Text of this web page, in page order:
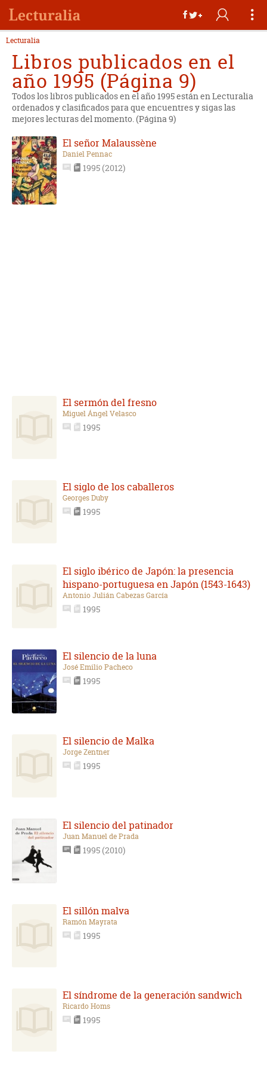
Lecturalia
Libros publicados en el
año 1995 (Página 9)
Todos los libros publicados en el año 1995 están en Lecturalia
ordenados y clasificados para que encuentres y sigas las
mejores lecturas del momento. (Página 9)
El señor Malaussène
Daniel Pennac
1995 (2012)
El sermón del fresno
Miguel Ángel Velasco
1995
El siglo de los caballeros
Georges Duby
1995
El siglo ibérico de Japón: la presencia
hispano-portuguesa en Japón (1543-1643)
Antonio Julián Cabezas García
1995
El silencio de la luna
José Emilio Pacheco
1995
El silencio de Malka
Jorge Zentner
1995
El silencio del patinador
Juan Manuel de Prada
1995 (2010)
El sillón malva
Ramón Mayrata
1995
El síndrome de la generación sandwich
Ricardo Homs
1995